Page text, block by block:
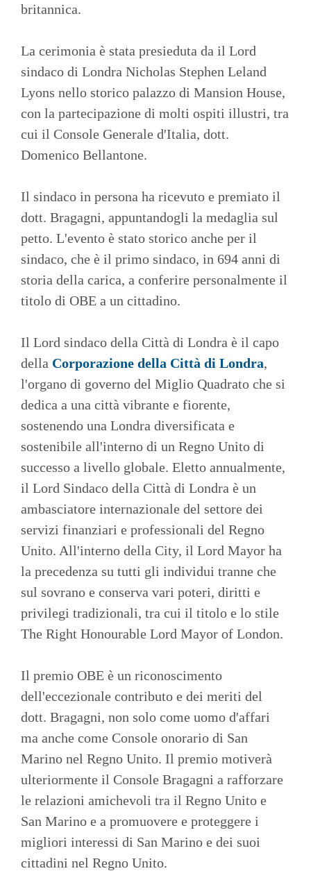
britannica.
La cerimonia è stata presieduta da il Lord
sindaco di Londra Nicholas Stephen Leland
Lyons nello storico palazzo di Mansion House,
con la partecipazione di molti ospiti illustri, tra
cui il Console Generale d'Italia, dott.
Domenico Bellantone.
Il sindaco in persona ha ricevuto e premiato il
dott. Bragagni, appuntandogli la medaglia sul
petto. L'evento è stato storico anche per il
sindaco, che è il primo sindaco, in 694 anni di
storia della carica, a conferire personalmente il
titolo di OBE a un cittadino.
Il Lord sindaco della Città di Londra è il capo
della Corporazione della Città di Londra,
l'organo di governo del Miglio Quadrato che si
dedica a una città vibrante e fiorente,
sostenendo una Londra diversificata e
sostenibile all'interno di un Regno Unito di
successo a livello globale. Eletto annualmente,
il Lord Sindaco della Città di Londra è un
ambasciatore internazionale del settore dei
servizi finanziari e professionali del Regno
Unito. All'interno della City, il Lord Mayor ha
la precedenza su tutti gli individui tranne che
sul sovrano e conserva vari poteri, diritti e
privilegi tradizionali, tra cui il titolo e lo stile
The Right Honourable Lord Mayor of London.
Il premio OBE è un riconoscimento
dell'eccezionale contributo e dei meriti del
dott. Bragagni, non solo come uomo d'affari
ma anche come Console onorario di San
Marino nel Regno Unito. Il premio motiverà
ulteriormente il Console Bragagni a rafforzare
le relazioni amichevoli tra il Regno Unito e
San Marino e a promuovere e proteggere i
migliori interessi di San Marino e dei suoi
cittadini nel Regno Unito.